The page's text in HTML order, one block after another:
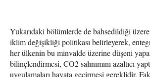
Yukarıdaki bölümlerde de bahsedildiği
iklim değişikliği politikası belirleyerek,
her ülkenin bu minvalde üzerine düşeni
bilinçlendirmesi, CO2 salınımını azaltıcı
uygulamaları hayata geçirmesi gereklidir.